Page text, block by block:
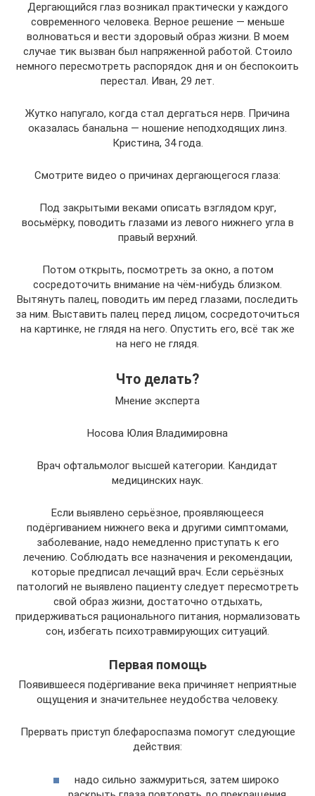
Дергающийся глаз возникал практически у каждого
современного человека. Верное решение — меньше
волноваться и вести здоровый образ жизни. В моем
случае тик вызван был напряженной работой. Стоило
немного пересмотреть распорядок дня и он беспокоить
перестал. Иван, 29 лет.
Жутко напугало, когда стал дергаться нерв. Причина
оказалась банальна — ношение неподходящих линз.
Кристина, 34 года.
Смотрите видео о причинах дергающегося глаза:
Под закрытыми веками описать взглядом круг,
восьмёрку, поводить глазами из левого нижнего угла в
правый верхний.
Потом открыть, посмотреть за окно, а потом
сосредоточить внимание на чём-нибудь близком.
Вытянуть палец, поводить им перед глазами, последить
за ним. Выставить палец перед лицом, сосредоточиться
на картинке, не глядя на него. Опустить его, всё так же
на него не глядя.
Что делать?
Мнение эксперта
Носова Юлия Владимировна
Врач офтальмолог высшей категории. Кандидат
медицинских наук.
Если выявлено серьёзное, проявляющееся
подёргиванием нижнего века и другими симптомами,
заболевание, надо немедленно приступать к его
лечению. Соблюдать все назначения и рекомендации,
которые предписал лечащий врач. Если серьёзных
патологий не выявлено пациенту следует пересмотреть
свой образ жизни, достаточно отдыхать,
придерживаться рационального питания, нормализовать
сон, избегать психотравмирующих ситуаций.
Первая помощь
Появившееся подёргивание века причиняет неприятные
ощущения и значительнее неудобства человеку.
Прервать приступ блефароспазма помогут следующие
действия:
надо сильно зажмуриться, затем широко